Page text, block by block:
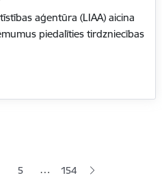
aģentūra (LIAA) aicina
piedalīties tirdzniecības
Lapa
5 … 154